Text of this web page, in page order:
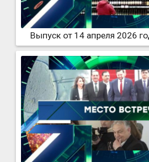
Выпуск от 14 апреля 2026